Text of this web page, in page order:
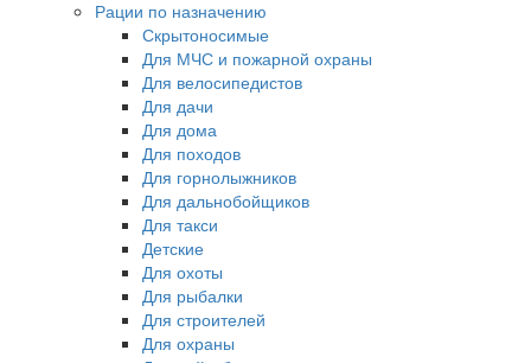
Рации по назначению
Скрытоносимые
Для МЧС и пожарной охраны
Для велосипедистов
Для дачи
Для дома
Для походов
Для горнолыжников
Для дальнобойщиков
Для такси
Детские
Для охоты
Для рыбалки
Для строителей
Для охраны